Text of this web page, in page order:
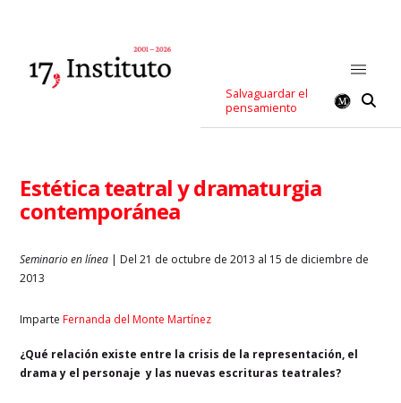
Salvaguardar el
pensamiento
Estética teatral y dramaturgia
contemporánea
Seminario en línea | Del 21 de octubre de 2013 al 15 de diciembre de
2013
ImparteFernanda del Monte Martínez
¿Qué relación existe entre la crisis de la representación, el
drama y el personaje y las nuevas escrituras teatrales?